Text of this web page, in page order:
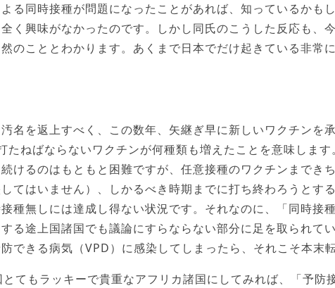
る同時接種が問題になったことがあれば、知っているかも
く興味がなかったのです。しかし同氏のこうした反応も、
のこととわかります。あくまで日本でだけ起きている非常
名を返上すべく、この数年、矢継ぎ早に新しいワクチンを
たねばならないワクチンが何種類も増えたことを意味しま
けるのはもともと困難ですが、任意接種のワクチンまでき
てはいません）、しかるべき時期までに打ち終わろうとす
種無しには達成し得ない状況です。それなのに、「同時接
る途上国諸国でも議論にすらならない部分に足を取られて
できる病気（VPD）に感染してしまったら、それこそ本末転
てもラッキーで貴重なアフリカ諸国にしてみれば、「予防